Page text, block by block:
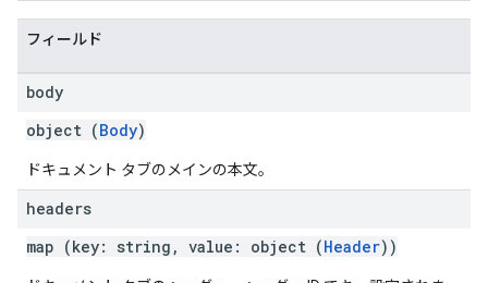
フィールド
body
object (Body)
ドキュメント タブのメインの本文。
headers
map (key: string, value: object (Header))